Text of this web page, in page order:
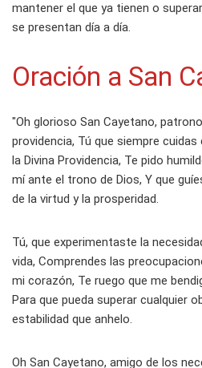
mantener el que ya tienen o
se presentan día a día.
Oración a San
"Oh glorioso San Cayetano,
providencia, Tú que siempre
la Divina Providencia, Te pido
mí ante el trono de Dios, Y que
de la virtud y la prosperidad.
Tú, que experimentaste la
vida, Comprendes las
mi corazón, Te ruego que me
Para que pueda superar cualquier
estabilidad que anhelo.
Oh San Cayetano, amigo de los